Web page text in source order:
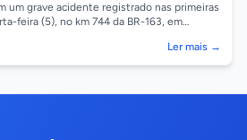
um grave acidente registrado nas primeiras
feira (5), no km 744 da BR-163, em
Ler mais →